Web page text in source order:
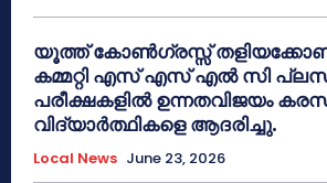
യൂത്ത് കോൺഗ്രസ്സ്
കമ്മറ്റി എസ് എസ് എൽ സി
പരീക്ഷകളിൽ ഉന്നതവിജയം
വിദ്യാർത്ഥികളെ ആദരിച്ചു.
Local News June 23, 2026